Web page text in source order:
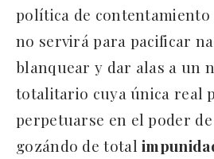
política de contentamiento
no servirá para pacificar
blanquear y dar alas a un
totalitario cuya única real
perpetuarse en el poder
gozándo de total